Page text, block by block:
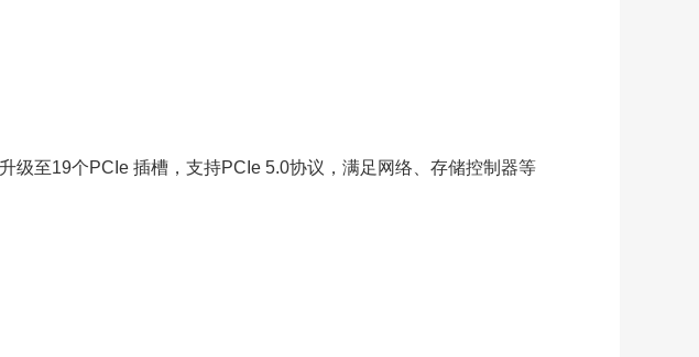
级至19个PCIe 插槽，支持PCIe 5.0协议，满足网络、存储控制器等